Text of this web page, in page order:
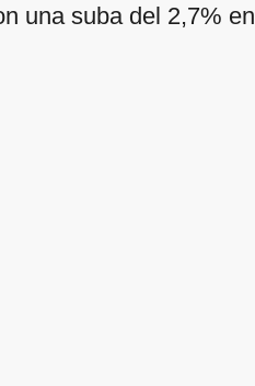
una suba del 2,7% en